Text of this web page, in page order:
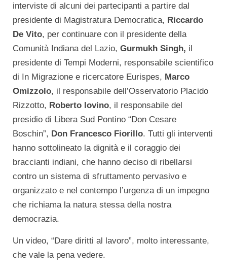
interviste di alcuni dei partecipanti a partire dal
presidente di Magistratura Democratica, Riccardo
De Vito, per continuare con il presidente della
Comunità Indiana del Lazio, Gurmukh Singh, il
presidente di Tempi Moderni, responsabile scientifico
di In Migrazione e ricercatore Eurispes, Marco
Omizzolo, il responsabile dell’Osservatorio Placido
Rizzotto, Roberto Iovino, il responsabile del
presidio di Libera Sud Pontino “Don Cesare
Boschin”, Don Francesco Fiorillo. Tutti gli interventi
hanno sottolineato la dignità e il coraggio dei
braccianti indiani, che hanno deciso di ribellarsi
contro un sistema di sfruttamento pervasivo e
organizzato e nel contempo l’urgenza di un impegno
che richiama la natura stessa della nostra
democrazia.
Un video, “Dare diritti al lavoro”, molto interessante,
che vale la pena vedere.